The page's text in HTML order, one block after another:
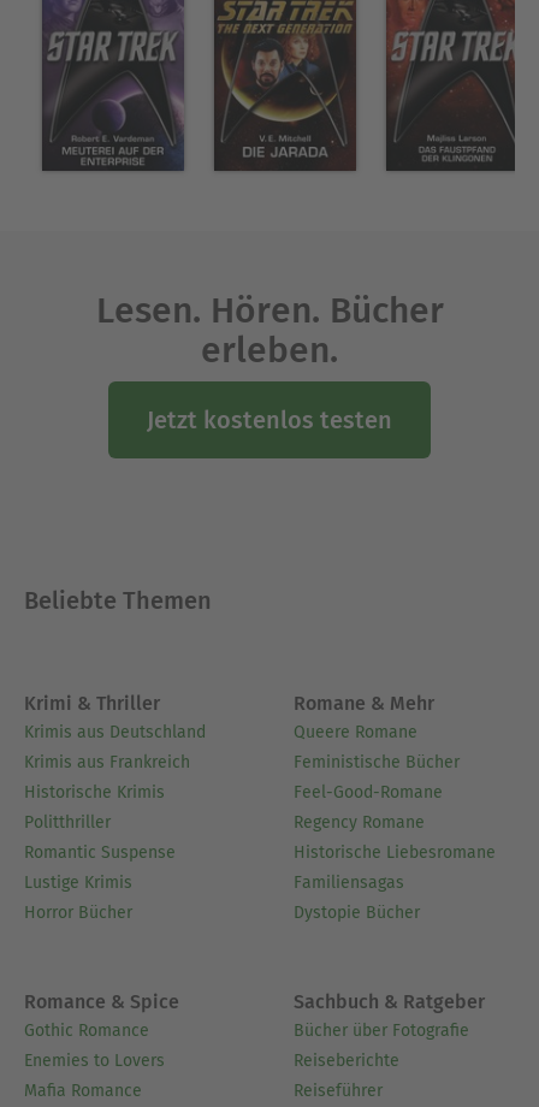
Über John Gregory Betancourt
John Gregory Betancourt has published more
than twenty books, includingHercules
, several
best-selling Star Trek novels, and game books for
TSR, Inc.
Lesen. Hören. Bücher
erleben.
Jetzt kostenlos testen
Beliebte Themen
Krimi & Thriller
Krimis aus Deutschland
Krimis aus Frankreich
Historische Krimis
Politthriller
Romantic Suspense
Lustige Krimis
Horror Bücher
Romane & Mehr
Queere Romane
Feministische Bücher
Feel-Good-Romane
Regency Romane
Historische Liebesromane
Familiensagas
Dystopie Bücher
Romance & Spice
Gothic Romance
Enemies to Lovers
Mafia Romance
Sachbuch & Ratgeber
Bücher über Fotografie
Reiseberichte
Reiseführer